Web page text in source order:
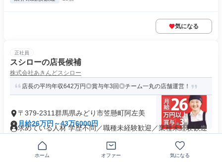
気になる
正社員
スシローの店長候補
株式会社あきんどスシロー
店長の平均年収642万円◎賞与年3回◎チーム一丸の店舗運営！
〒379-2311群馬県みどり市笠懸町阿左美
月給26万円～43万6000円
求めている人材 学歴不問／職種未経験歓迎／業種未経験歓迎
業界未経験歓迎
ホーム オファー 気になる